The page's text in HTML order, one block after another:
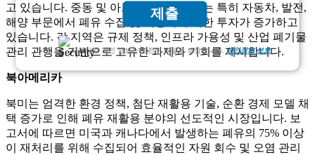
제출
고객님의 개인 정보는 완전히 비밀로 보장됩니다.개인정보 보호
고 있습니다. 중동 및 아프리카 지역에서는 특히 자동차, 발전,
해양 부문에서 폐유 수집 및 재정제에 대한 투자가 증가하고
있습니다. 각 지역은 규제 정책, 인프라 가용성 및 산업 폐기물
관리 관행을 기반으로 고유한 과제와 기회를 제시합니다.
북아메리카
북미는 엄격한 환경 정책, 첨단 재활용 기술, 순환 경제 모델 채
택 증가로 인해 폐유 재활용 분야의 선도적인 시장입니다. 보
고서에 따르면 미국과 캐나다에서 발생하는 폐유의 75% 이상
이 재처리를 위해 수집되어 효율적인 자원 회수 및 오염 관리